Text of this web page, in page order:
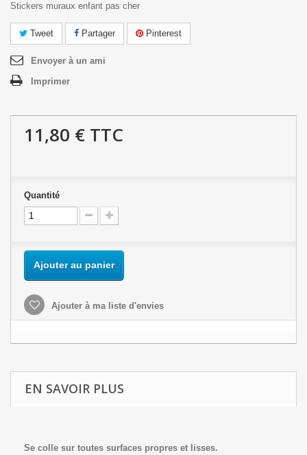
Stickers muraux enfant pas cher
Tweet Partager Pinterest
Envoyer à un ami
Imprimer
11,80 € TTC
Quantité
Ajouter au panier
Ajouter à ma liste d'envies
EN SAVOIR PLUS
Se colle sur toutes surfaces propres et lisses.